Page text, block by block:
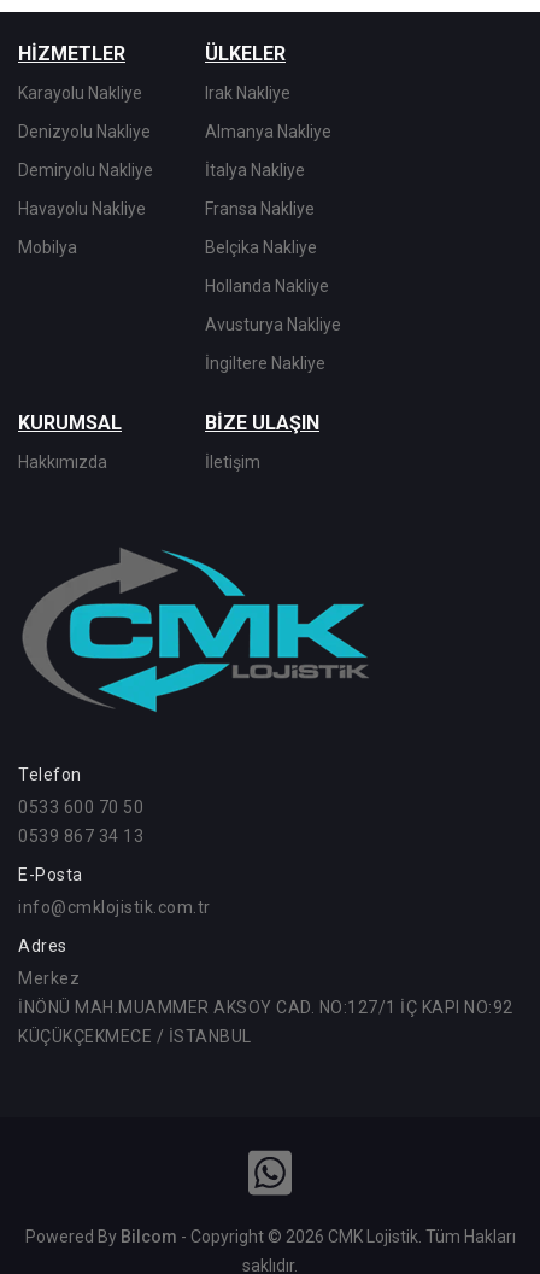
HİZMETLER
Karayolu Nakliye
Denizyolu Nakliye
Demiryolu Nakliye
Havayolu Nakliye
Mobilya
ÜLKELER
Irak Nakliye
Almanya Nakliye
İtalya Nakliye
Fransa Nakliye
Belçika Nakliye
Hollanda Nakliye
Avusturya Nakliye
İngiltere Nakliye
KURUMSAL
Hakkımızda
BİZE ULAŞIN
İletişim
Telefon
0533 600 70 50
0539 867 34 13
E-Posta
info@cmklojistik.com.tr
Adres
Merkez
İNÖNÜ MAH.MUAMMER AKSOY CAD. NO:127/1 İÇ KAPI NO:92
KÜÇÜKÇEKMECE / İSTANBUL
Powered By Bilcom - Copyright © 2026 CMK Lojistik. Tüm Hakları
saklıdır.